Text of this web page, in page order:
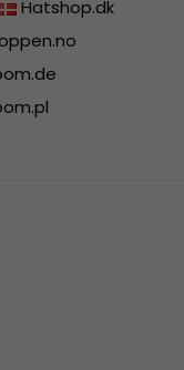
Hatshop.dk